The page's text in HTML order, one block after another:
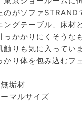
がソファSTRAND
グテーブル、床材
かかりにくそうな
りも気に入っていま
り体を包み込むフ
垢材
マルサイズ